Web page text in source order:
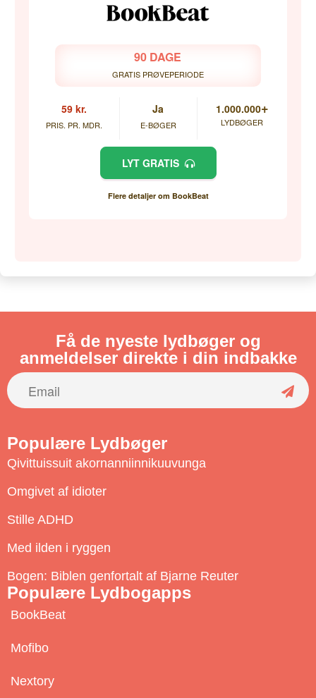
90 DAGE
GRATIS PRØVEPERIODE
59 kr.
PRIS. PR. MDR.
Ja
E-BØGER
1.000.000+
LYDBØGER
LYT GRATIS
Flere detaljer om BookBeat
Få de nyeste lydbøger og
anmeldelser direkte i din indbakke
S
Populære Lydbøger
Qivittuissuit akornanniinnikuuvunga
Omgivet af idioter
Stille ADHD
Med ilden i ryggen
Bogen: Biblen genfortalt af Bjarne Reuter
Populære Lydbogapps
BookBeat
Mofibo
Nextory